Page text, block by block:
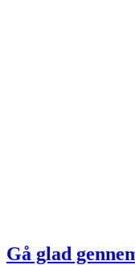
Gå glad